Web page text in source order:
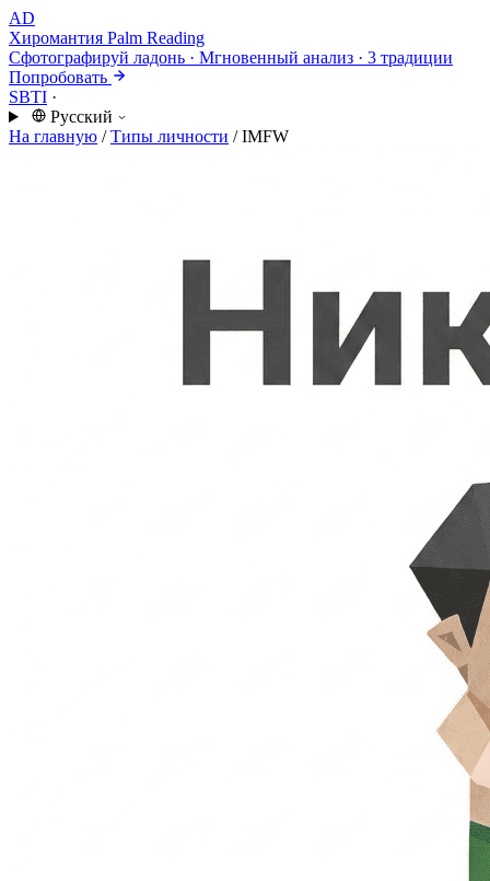
AD
Хиромантия Palm Reading
Сфотографируй ладонь · Мгновенный анализ · 3 традиции
Попробовать
SBTI ·
Русский
На главную / Типы личности / IMFW